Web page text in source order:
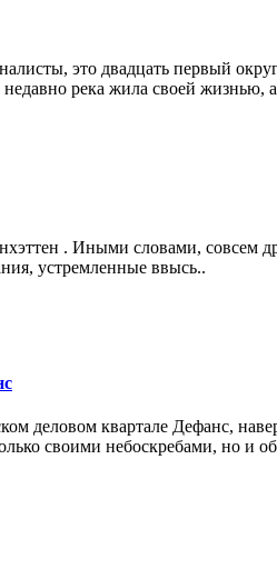
это двадцать первый
река жила своей жизнью, а
. Иными словами, совсем
устремленные ввысь..
деловом квартале Дефанс,
своими небоскребами, но и